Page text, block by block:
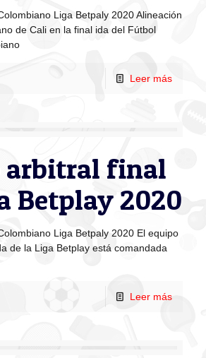
Liga Betpaly 2020 Alineación
de Cali en la final ida del Fútbol
Leer más
arbitral final
Betplay 2020
Liga Betpaly 2020 El equipo
de la Liga Betplay está comandada
Leer más